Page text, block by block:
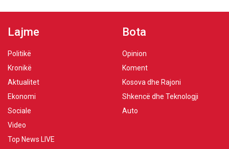
Lajme
Politikë
Kronikë
Aktualitet
Ekonomi
Sociale
Video
Top News LIVE
Bota
Opinion
Koment
Kosova dhe Rajoni
Shkencë dhe Teknologji
Auto